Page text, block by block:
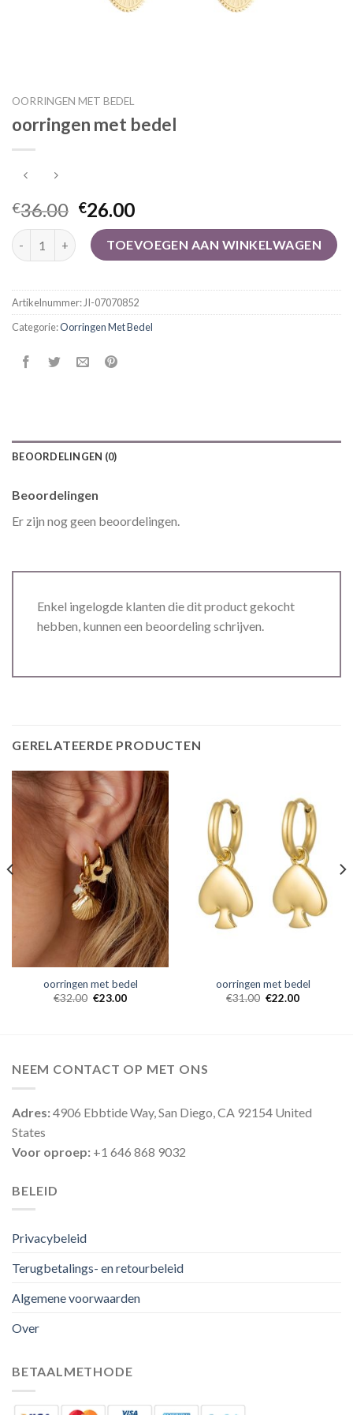
OORRINGEN MET BEDEL
oorringen met bedel
€36.00 €26.00
oorringen met bedel aantalTOEVOEGEN AAN WINKELWAGEN
Artikelnummer:JI-07070852
Categorie:Oorringen Met Bedel
BEOORDELINGEN (0)
Beoordelingen
Er zijn nog geen beoordelingen.
Enkel ingelogde klanten die dit product gekocht
hebben, kunnen een beoordeling schrijven.
GERELATEERDE PRODUCTEN
oorringen met bedel
€32.00 €23.00
oorringen met bedel
€31.00 €22.00
NEEM CONTACT OP MET ONS
Adres:4906 Ebbtide Way, San Diego, CA 92154 United
States
Voor oproep: +1 646 868 9032
BELEID
Privacybeleid
Terugbetalings- en retourbeleid
Algemene voorwaarden
Over
BETAALMETHODE